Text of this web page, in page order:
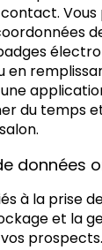
en
du temps
données
à la prise
et la